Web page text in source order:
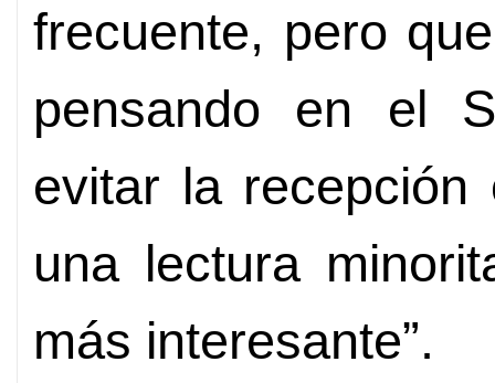
frecuente, pero
pensando en el
evitar la
una lectura
más interesante”.